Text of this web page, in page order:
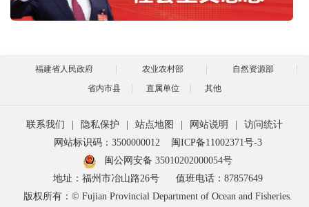
福建省人民政府 农业农村部
自然资源部
省内市县
直属单位 其他
联系我们 隐私保护 站点地图 网站说明
访问统计
网站标识码：3500000012
闽ICP备11002371号-3
闽公网安备 35010202000054号
地址：福州市冶山路26号
值班电话：87857649
版权所有：© Fujian Provincial Department of Ocean and Fisheries.